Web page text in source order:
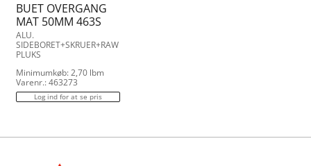
BUET OVERGANG
MAT 50MM 463S
ALU.
SIDEBORET+SKRUER+RAW
PLUKS
Minimumkøb: 2,70 lbm
Varenr.: 463273
Log ind for at se pris